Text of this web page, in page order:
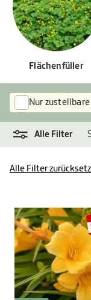
Flächenfüller
Nur
Alle Filter
Alle Filter